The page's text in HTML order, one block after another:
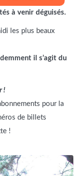
à venir déguisés.
les plus beaux
il s’agit du
!
pour la
de billets
!